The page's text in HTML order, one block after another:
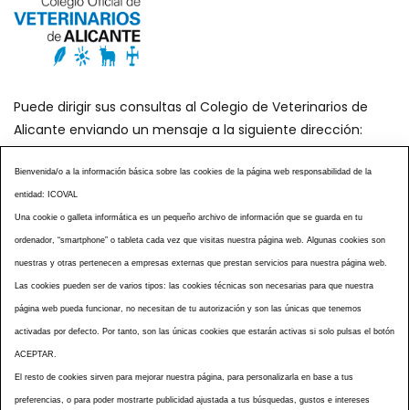
Puede dirigir sus consultas al Colegio de Veterinarios de
Alicante enviando un mensaje a la siguiente dirección:
secretaria@icoval.org
¿SABÍAS QUÉ?
CENTROS VETERINARIOS
TABLÓN ANUNCIOS
CURSOS Y EVENTOS
TÉRMINOS Y CONDICIONES
ESPECIAL COVID 19
NOTICIAS
ACCESIBILIDAD
AVISO LEGAL
POLÍTICA PRIVACIDAD
Bienvenida/o a la información básica sobre las cookies de la página web responsabilidad de la
entidad: ICOVAL
Una cookie o galleta informática es un pequeño archivo de información que se guarda en tu
ordenador, “smartphone” o tableta cada vez que visitas nuestra página web. Algunas cookies son
nuestras y otras pertenecen a empresas externas que prestan servicios para nuestra página web.
Las cookies pueden ser de varios tipos: las cookies técnicas son necesarias para que nuestra
página web pueda funcionar, no necesitan de tu autorización y son las únicas que tenemos
activadas por defecto. Por tanto, son las únicas cookies que estarán activas si solo pulsas el botón
ACEPTAR.
El resto de cookies sirven para mejorar nuestra página, para personalizarla en base a tus
preferencias, o para poder mostrarte publicidad ajustada a tus búsquedas, gustos e intereses